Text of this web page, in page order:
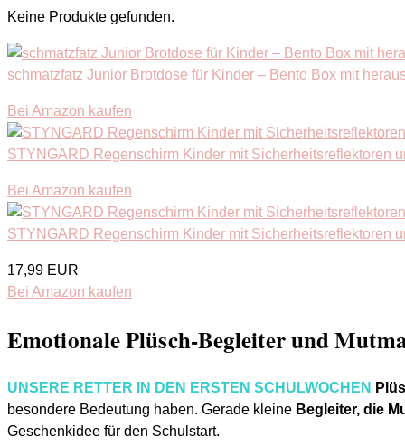
Keine Produkte gefunden.
schmatzfatz Junior Brotdose für Kinder – Bento Box mit
Bei Amazon kaufen
STYNGARD Regenschirm Kinder mit Sicherheitsreflektoren
Bei Amazon kaufen
STYNGARD Regenschirm Kinder mit Sicherheitsreflektoren
17,99 EUR
Bei Amazon kaufen
Emotionale Plüsch-Begleiter und
UNSERE RETTER IN DEN ERSTEN SCHULWOCHEN
besondere Bedeutung haben. Gerade kleine Begleiter, die
Geschenkidee für den Schulstart.